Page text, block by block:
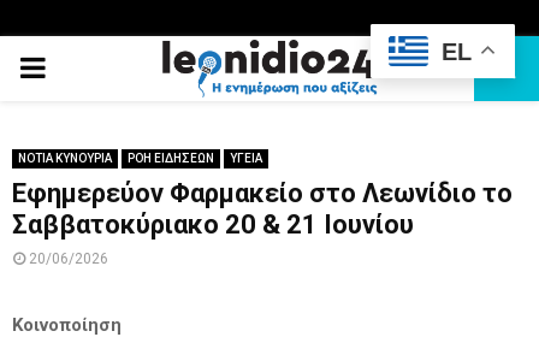
PRIMARY
ΝΟΤΙΑ ΚΥΝΟΥΡΙΑ ΡΟΗ ΕΙΔΗΣΕΩΝ ΥΓΕΙΑ
Εφημερεύον Φαρμακείο στο Λεωνίδιο το
Σαββατοκύριακο 20 & 21 Ιουνίου
20/06/2026
Κοινοποίηση
EL